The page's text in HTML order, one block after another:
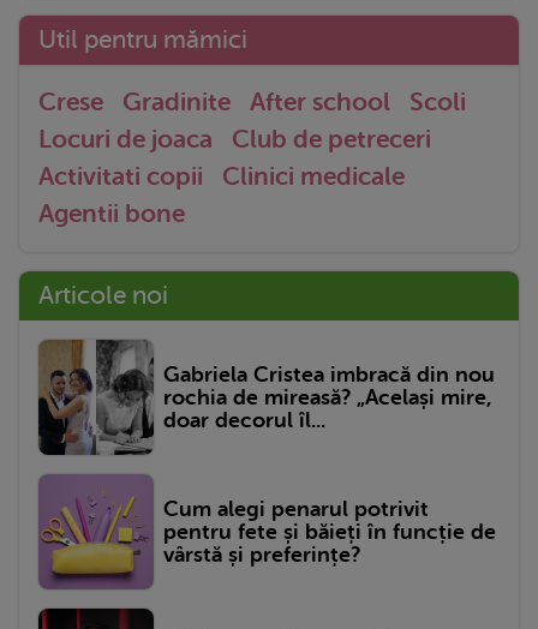
Util pentru mămici
Crese Gradinite After school
Scoli
Locuri de joaca
Club de petreceri
Activitati copii
Clinici medicale
Agentii bone
Articole noi
Gabriela Cristea imbracă din nou
rochia de mireasă? „Același mire,
doar decorul îl...
Cum alegi penarul potrivit
pentru fete și băieți în funcție de
vârstă și preferințe?